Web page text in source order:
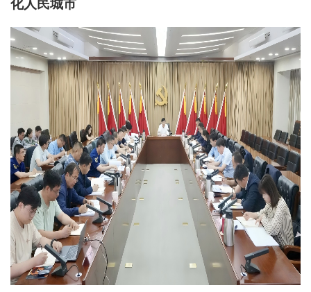
化人民城市